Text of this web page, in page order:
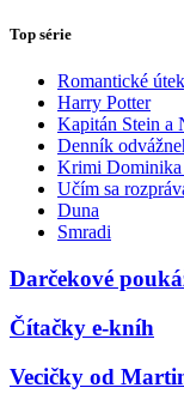
Top série
Romantické
Harry Potter
Kapitán Stein a
Denník
Krimi Dominika
Učím sa
Duna
Smradi
Darčekové
Čítačky e-kníh
Vecičky od